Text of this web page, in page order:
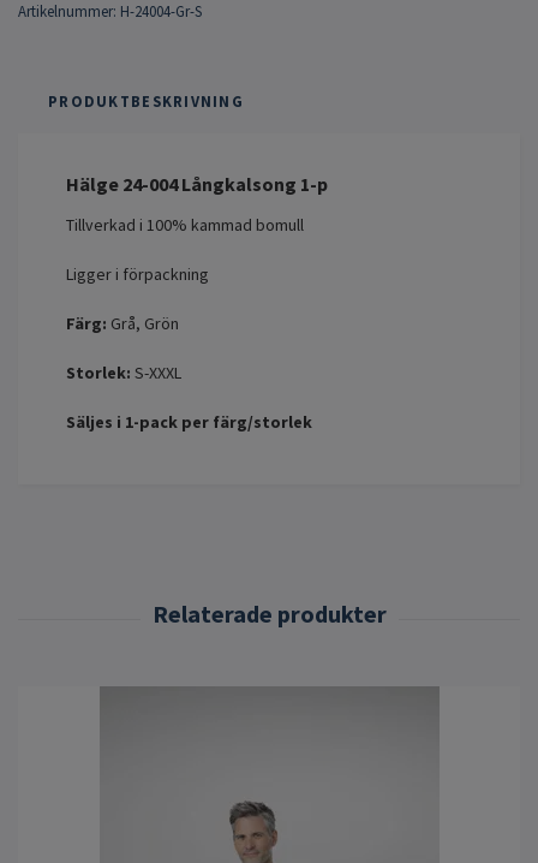
Artikelnummer: H-24004-Gr-S
PRODUKTBESKRIVNING
Hälge 24-004 Långkalsong 1-p
Tillverkad i 100% kammad bomull
Ligger i förpackning
Färg: Grå, Grön
Storlek: S-XXXL
Säljes i 1-pack per färg/storlek